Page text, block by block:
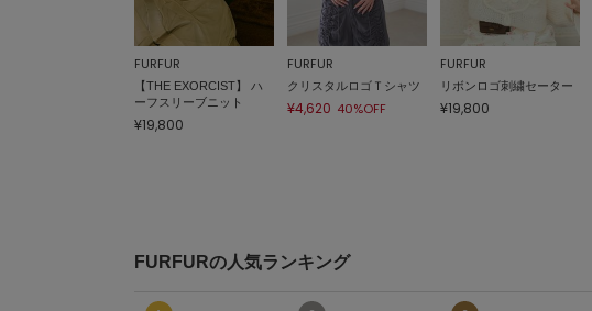
FURFUR
【THE EXORCIST】 ハ
ーフスリーブニット
¥19,800
FURFUR
クリスタルロゴＴシャツ
¥4,620 40%OFF
FURFUR
リボンロゴ刺繍セーター
¥19,800
FURFURの人気ランキング